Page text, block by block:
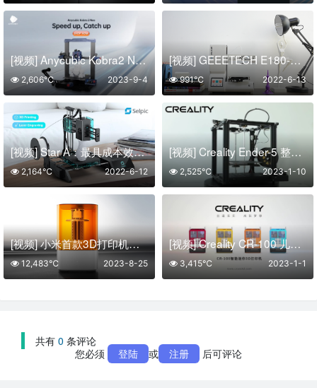
[视频] Anycubic Kobra2 Neo：最佳入门级高速FDM 3D打印机
2023-9-4
2,606℃
[视频] GEEETECH E180-最佳迷你3D打印机 您的最佳选择！
2022-6-13
991℃
[视频] Star A：最具成本效益的多功能 3D打印机
2022-6-12
2,164℃
[视频] Creality Ender-5 整机式DIY 3D打印机
2023-1-10
2,525℃
[视频] 小米首款3D打印机：自动进退料、AI云切片、人脸拍照建模 3D玩家兴趣首选
2023-8-25
12,483℃
[视频] Creality CR-100 儿童3D打印机 迷你益智玩具
2023-1-1
3,415℃
共有 0 条评论
您必须 登陆 或 注册 后可评论